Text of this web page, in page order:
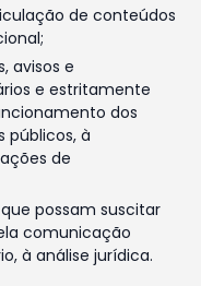
de conteúdos
avisos e
e estritamente
dos
públicos, à
de
possam suscitar
comunicação
à análise jurídica.